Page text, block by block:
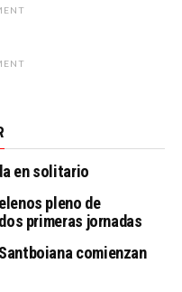
en solitario
pleno de
primeras jornadas
comienzan